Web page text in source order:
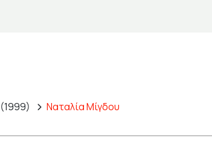
(1999) Ναταλία Μίγδου